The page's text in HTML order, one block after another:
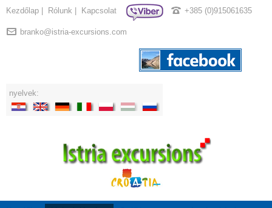
Kezdőlap Rólunk Kapcsolat +385 (0)915061635
branko@istria-excursions.com
nyelvek: